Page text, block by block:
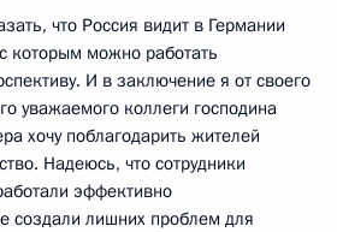
что Россия видит в Германии
которым можно работать
И в заключение я от своего
уважаемого коллеги господина
хочу поблагодарить жителей
Надеюсь, что сотрудники
эффективно
создали лишних проблем для